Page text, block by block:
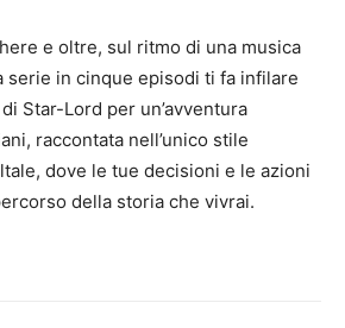
e oltre, sul ritmo di una musica
serie in cinque episodi ti fa infilare
Star-Lord per un’avventura
raccontata nell’unico stile
dove le tue decisioni e le azioni
della storia che vivrai.